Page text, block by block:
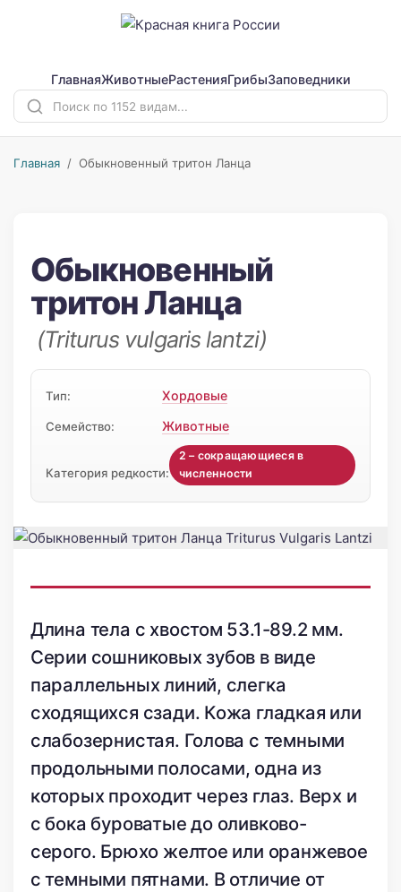
ГлавнаяЖивотныеРастенияГрибыЗаповедники
Главная / Обыкновенный тритон Ланца
Обыкновенный
тритон Ланца
(Triturus vulgaris lantzi)
Тип: Хордовые
Семейство: Животные
Категория редкости:
2 – сокращающиеся в
численности
Длина тела с хвостом 53.1-89.2 мм.
Серии сошниковых зубов в виде
параллельных линий, слегка
сходящихся сзади. Кожа гладкая или
слабозернистая. Голова с темными
продольными полосами, одна из
которых проходит через глаз. Верх и
с бока буроватые до оливково-
серого. Брюхо желтое или оранжевое
с темными пятнами. В отличие от